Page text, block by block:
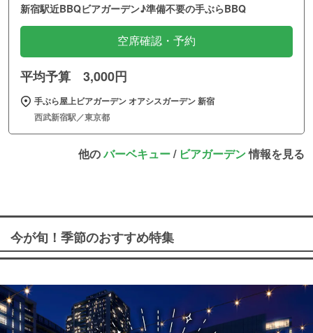
新宿駅近BBQビアガーデン♪準備不要の手ぶらBBQ
空席確認・予約
平均予算 3,000円
手ぶら屋上ビアガーデン オアシスガーデン 新宿
西武新宿駅／東京都
他のバーベキュー/ ビアガーデン情報を見る
今が旬！季節のおすすめ特集